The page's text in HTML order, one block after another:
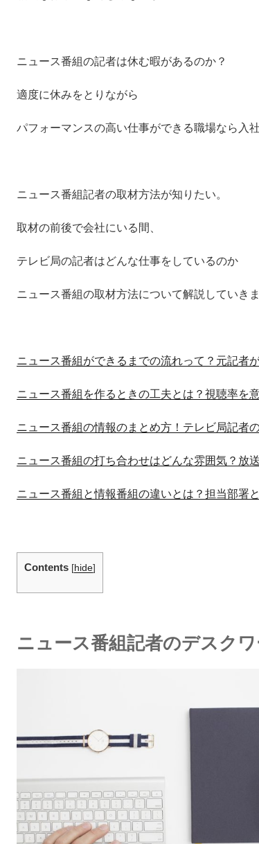
ニュース番組の記者は休む暇があるのか？
適度に休みをとりながら
パフォーマンスの高い仕事ができる職場なら入社
ニュース番組記者の取材方法が知りたい。
取材の前後で会社にいる間、
テレビ局の記者はどんな仕事をしているのか
ニュース番組の取材方法について解説していきま
ニュース番組ができるまでの流れって？元記者
ニュース番組を作るときの工夫とは？視聴率を
ニュース番組の情報のまとめ方！テレビ局記者
ニュース番組の打ち合わせはどんな雰囲気？放
ニュース番組と情報番組の違いとは？担当部署
Contents [hide]
ニュース番組記者のデスクワ